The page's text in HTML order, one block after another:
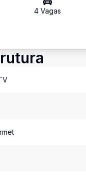
4 Vagas